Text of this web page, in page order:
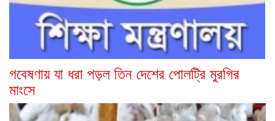
গবেষণায় যা ধরা পড়ল তিন দেশের পোলট্রি মুরগির
মাংসে